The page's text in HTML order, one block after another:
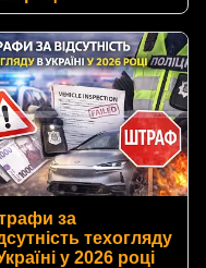
за
техогляду
у 2026 році